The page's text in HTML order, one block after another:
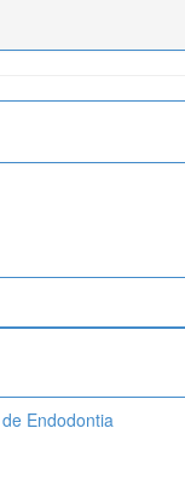
Endodontia